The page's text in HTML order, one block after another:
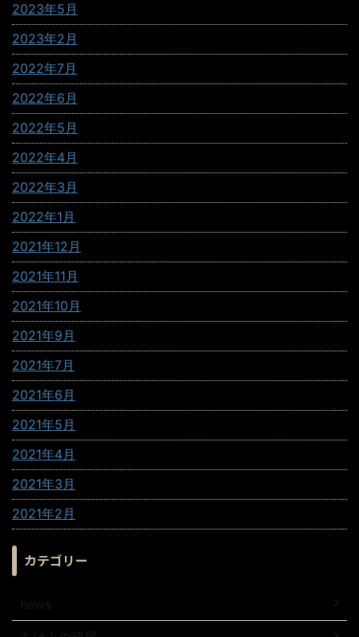
2023年5月
2023年2月
2022年7月
2022年6月
2022年5月
2022年4月
2022年3月
2022年1月
2021年12月
2021年11月
2021年10月
2021年9月
2021年7月
2021年6月
2021年5月
2021年4月
2021年3月
2021年2月
カテゴリー
news